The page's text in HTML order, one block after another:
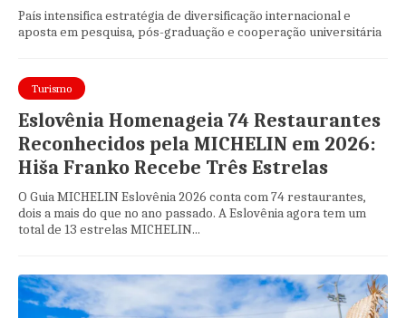
País intensifica estratégia de diversificação internacional e
aposta em pesquisa, pós-graduação e cooperação universitária
Turismo
Eslovênia Homenageia 74 Restaurantes
Reconhecidos pela MICHELIN em 2026:
Hiša Franko Recebe Três Estrelas
O Guia MICHELIN Eslovênia 2026 conta com 74 restaurantes,
dois a mais do que no ano passado. A Eslovênia agora tem um
total de 13 estrelas MICHELIN...